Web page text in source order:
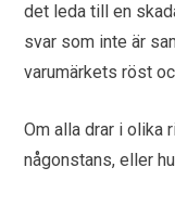
det leda till en
svar som inte är
varumärkets röst
Om alla drar i olika
någonstans, eller